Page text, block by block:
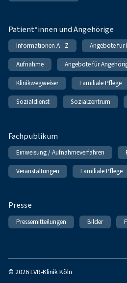
Patient*innen und Angehörige
Informationen A - Z Angebote für
Aufnahme Angebote für
Klinikwegweiser Familiale Pflege
Sozialdienst Sozialzentrum
Fachpublikum
Einweisung / Aufnahmeverfahren
Veranstaltungen Familiale Pflege
Presse
Pressemitteilungen Bilder
© 2026 LVR-Klinik Köln